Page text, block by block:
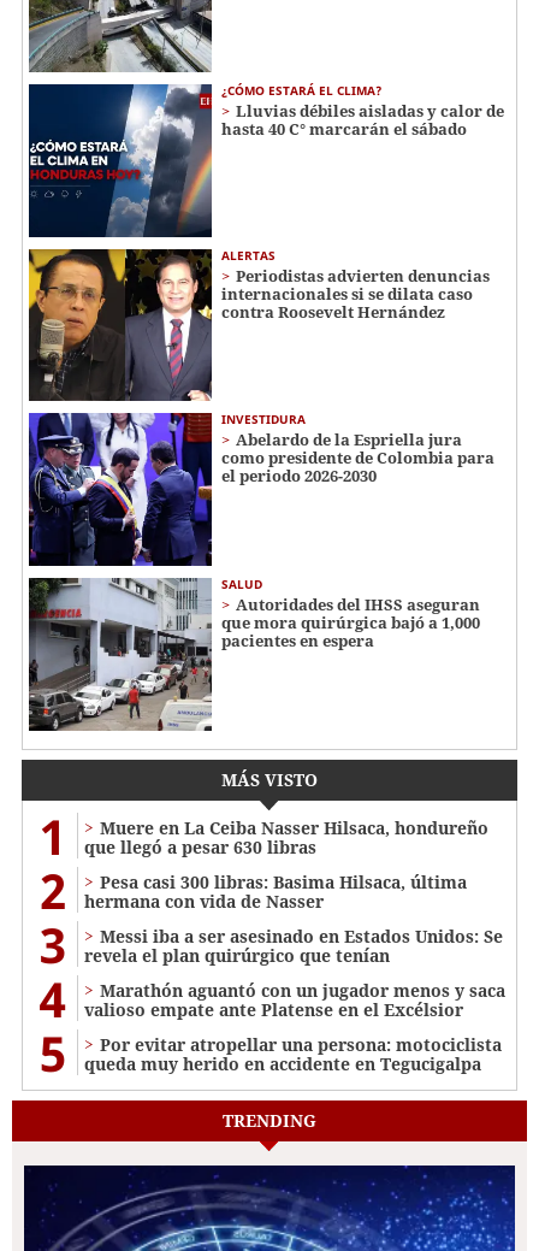
¿CÓMO ESTARÁ EL CLIMA?
Lluvias débiles aisladas y calor de
hasta 40 C° marcarán el sábado
ALERTAS
Periodistas advierten denuncias
internacionales si se dilata caso
contra Roosevelt Hernández
INVESTIDURA
Abelardo de la Espriella jura
como presidente de Colombia para
el periodo 2026-2030
SALUD
Autoridades del IHSS aseguran
que mora quirúrgica bajó a 1,000
pacientes en espera
MÁS VISTO
1
Muere en La Ceiba Nasser Hilsaca, hondureño
que llegó a pesar 630 libras
2
Pesa casi 300 libras: Basima Hilsaca, última
hermana con vida de Nasser
3
Messi iba a ser asesinado en Estados Unidos: Se
revela el plan quirúrgico que tenían
4
Marathón aguantó con un jugador menos y saca
valioso empate ante Platense en el Excélsior
5
Por evitar atropellar una persona: motociclista
queda muy herido en accidente en Tegucigalpa
TRENDING